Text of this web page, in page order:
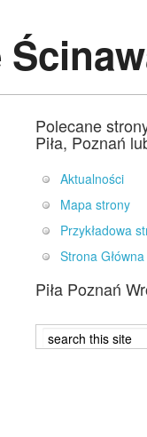
Polecane
Piła, Poznań
Aktualności
Mapa strony
Przykładowa
Strona Główna
Piła Poznań